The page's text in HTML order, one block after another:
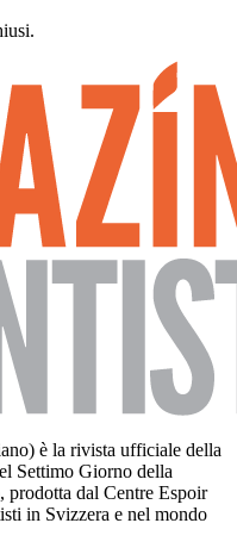
è la rivista ufficiale della
Settimo Giorno della
prodotta dal Centre Espoir
in Svizzera e nel mondo